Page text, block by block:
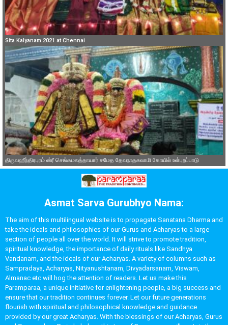
Sita Kalyanam 2021 at Chennai
திருவஹீந்திரபுரம் ஸ்ரீ செங்கமலத்தாயார் சமேத தேவநாதசுவாமி கோயில் உள்புறப்பாடு
Asmat Sarva Gurubhyo Nama:
The aim of this multilingual website is to propagate Sanatana Dharma and
take the ideals and philosophies of our Gurus and Acharyas to a large
section of people all over the world. It will strive to promote tradition,
spiritual knowledge, the importance of daily rituals like Sandhya
Vandanam, and the ideals of our Acharyas. A variety of columns such as
Sampradaya, Acharyas, Nityanushtanam, Divyadarsanam, Viswam,
Almanac etc will hog the attention of readers. Let us make this
Paramparaa, a unique initiative for enlightening people, a big success and
ensure that our tradition continues forever. Let our future generations
flourish with spiritual and philosophical knowledge and guidance
provided by our great Acharyas. With the blessings of our Acharyas, Gurus